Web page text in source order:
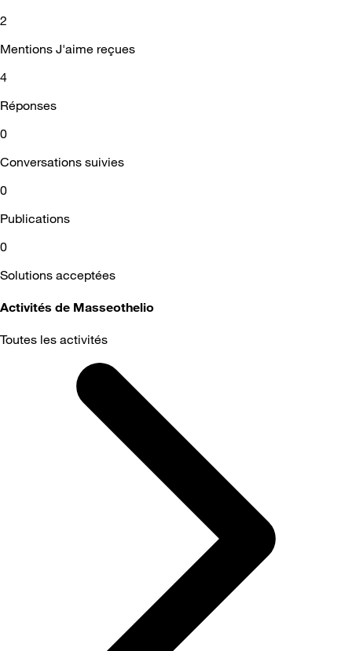
2
Mentions J'aime reçues
4
Réponses
0
Conversations suivies
0
Publications
0
Solutions acceptées
Activités de Masseothelio
Toutes les activités